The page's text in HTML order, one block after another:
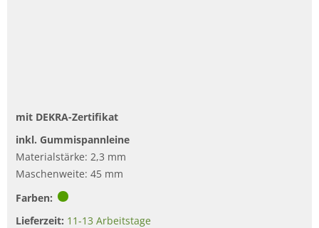
mit DEKRA-Zertifikat
inkl. Gummispannleine
Materialstärke: 2,3 mm
Maschenweite: 45 mm
Farben:
Lieferzeit: 11-13 Arbeitstage